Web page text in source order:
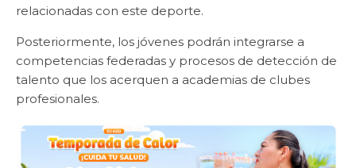
relacionadas con este deporte.
Posteriormente, los jóvenes podrán integrarse a
competencias federadas y procesos de detección de
talento que los acerquen a academias de clubes
profesionales.